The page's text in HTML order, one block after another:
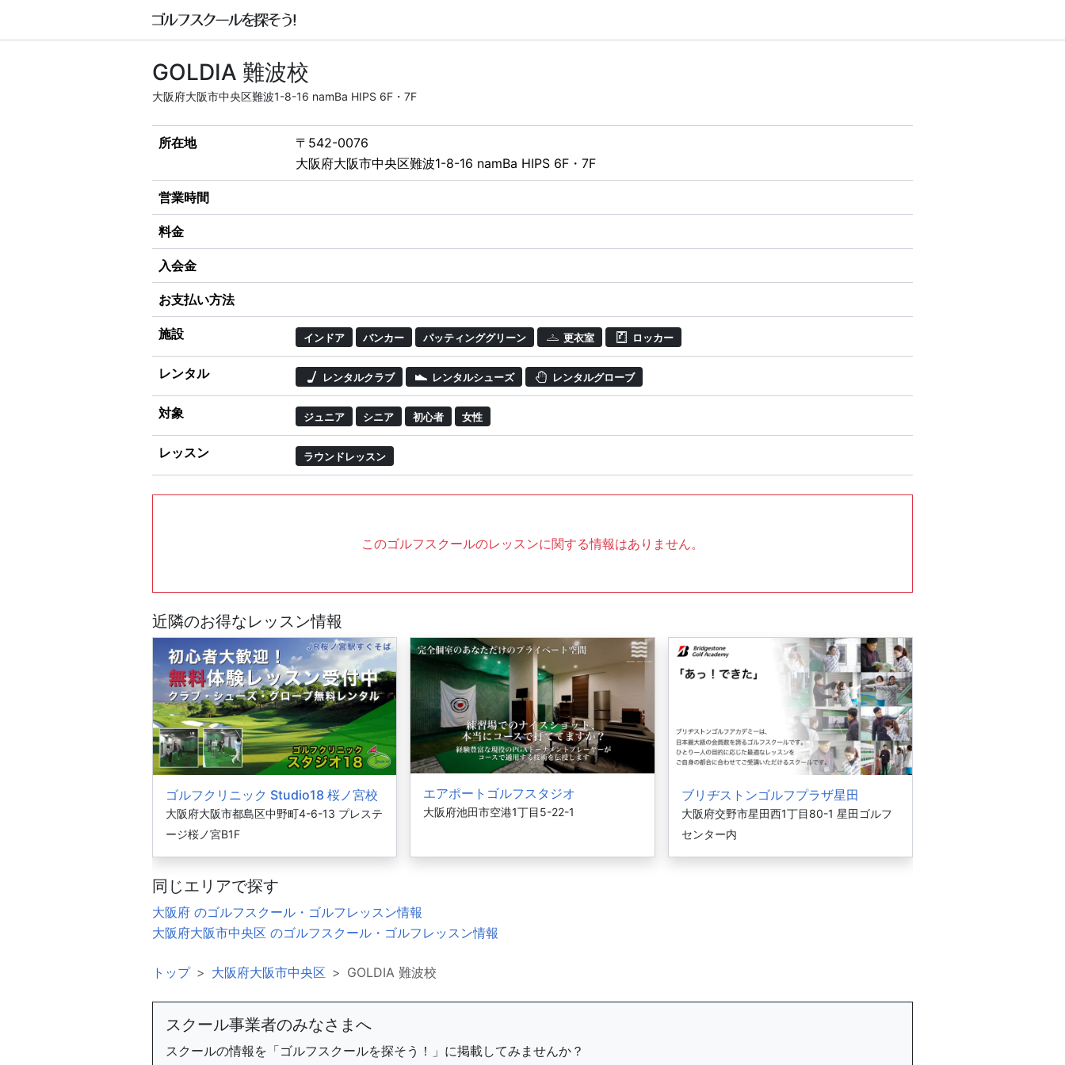
GOLDIA 難波校
大阪府大阪市中央区難波1-8-16 namBa HIPS 6F・7F
所在地
〒542-0076
大阪府大阪市中央区難波1-8-16 namBa HIPS 6F・7F
営業時間
料金
入会金
お支払い方法
施設 インドア バンカー パッティンググリーン 更衣室 ロッカー
レンタル レンタルクラブ レンタルシューズ レンタルグローブ
対象 ジュニア シニア 初心者 女性
レッスン ラウンドレッスン
このゴルフスクールのレッスンに関する情報はありません。
近隣のお得なレッスン情報
ゴルフクリニック Studio18 桜ノ宮校
大阪府大阪市都島区中野町4-6-13 プレステ
ージ桜ノ宮B1F
エアポートゴルフスタジオ
大阪府池田市空港1丁目5-22-1
ブリヂストンゴルフプラザ星田
大阪府交野市星田西1丁目80-1 星田ゴルフ
センター内
同じエリアで探す
大阪府 のゴルフスクール・ゴルフレッスン情報
大阪府大阪市中央区 のゴルフスクール・ゴルフレッスン情報
トップ 大阪府大阪市中央区 GOLDIA 難波校
スクール事業者のみなさまへ
スクールの情報を「ゴルフスクールを探そう！」に掲載してみませんか？